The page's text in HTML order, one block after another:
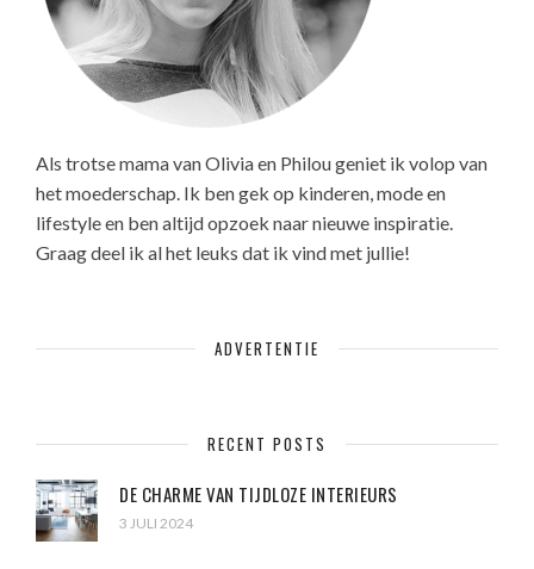
Als trotse mama van Olivia en Philou geniet ik volop van
het moederschap. Ik ben gek op kinderen, mode en
lifestyle en ben altijd opzoek naar nieuwe inspiratie.
Graag deel ik al het leuks dat ik vind met jullie!
ADVERTENTIE
RECENT POSTS
DE CHARME VAN TIJDLOZE INTERIEURS
3 JULI 2024